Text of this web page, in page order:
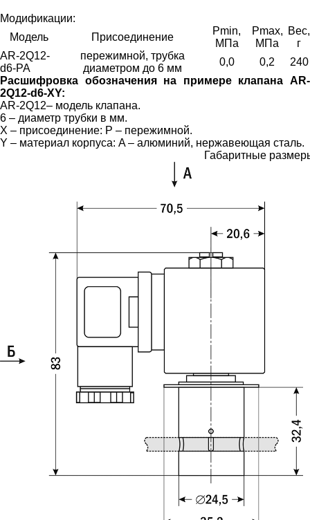
Модификации:
Модель
Присоединение
Pmin,
МПа
Pmax,
МПа
Вес,
г
AR-2Q12-
d6-PA
пережимной, трубка
диаметром до 6 мм
0,0 0,2
240
Расшифровка обозначения на примере клапана AR-
2Q12-d6-XY:
AR-2Q12– модель клапана.
6 – диаметр трубки в мм.
X – присоединение: P – пережимной.
Y – материал корпуса: A – алюминий, нержавеющая сталь.
Габаритные